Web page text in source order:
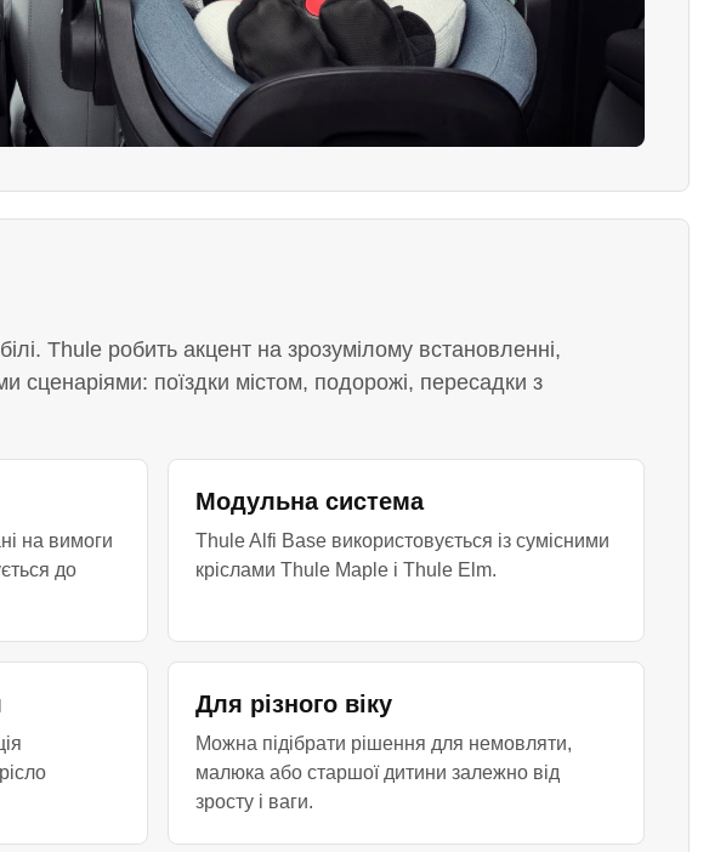
Thule робить акцент на зрозумілому встановленні,
сценаріями: поїздки містом, подорожі, пересадки з
на вимоги
до
Модульна система
Thule Alfi Base використовується із сумісними
кріслами Thule Maple і Thule Elm.
Для різного віку
Можна підібрати рішення для немовляти,
малюка або старшої дитини залежно від
зросту і ваги.